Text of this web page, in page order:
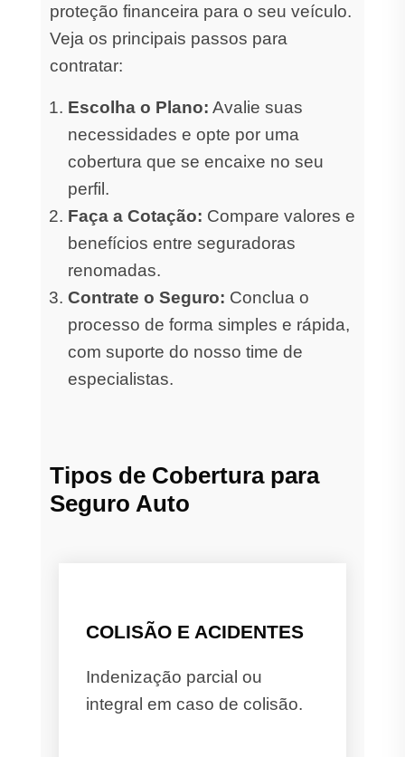
proteção financeira para o seu veículo.
Veja os principais passos para
contratar:
Escolha o Plano: Avalie suas
necessidades e opte por uma
cobertura que se encaixe no seu
perfil.
Faça a Cotação: Compare valores e
benefícios entre seguradoras
renomadas.
Contrate o Seguro: Conclua o
processo de forma simples e rápida,
com suporte do nosso time de
especialistas.
Tipos de Cobertura para
Seguro Auto
COLISÃO E ACIDENTES
Indenização parcial ou
integral em caso de colisão.